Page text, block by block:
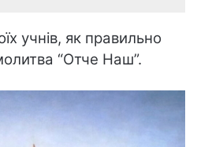
учнів, як правильно
“Отче Наш”.